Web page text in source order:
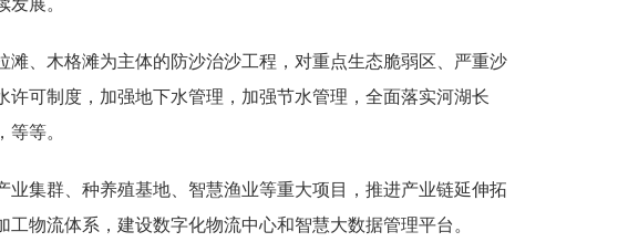
展。
、木格滩为主体的防沙治沙工程，对重点生态脆弱区、严重沙
可制度，加强地下水管理，加强节水管理，全面落实河湖长
等。
集群、种养殖基地、智慧渔业等重大项目，推进产业链延伸拓
物流体系，建设数字化物流中心和智慧大数据管理平台。